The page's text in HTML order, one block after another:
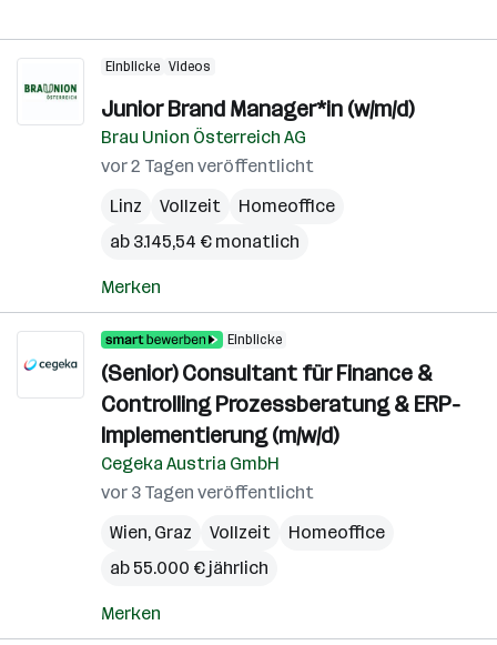
Einblicke Videos
Junior Brand Manager*in (w/m/d)
Brau Union Österreich AG
vor 2 Tagen veröffentlicht
Linz
Vollzeit
Homeoffice
ab 3.145,54 € monatlich
Merken
Einblicke
(Senior) Consultant für Finance &
Controlling Prozessberatung & ERP-
Implementierung (m/w/d)
Cegeka Austria GmbH
vor 3 Tagen veröffentlicht
Wien, Graz Vollzeit
Homeoffice
ab 55.000 € jährlich
Merken